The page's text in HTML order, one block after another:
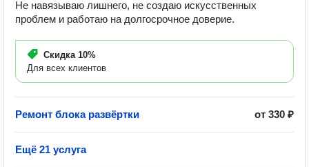
Не навязываю лишнего, не создаю искусственных
проблем и работаю на долгосрочное доверие.
Скидка 10%
Для всех клиентов
Ремонт блока развёртки от 330 ₽
Ещё 21 услуга